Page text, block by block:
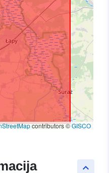
contributors ©GISCO
keyboard_arrow_up